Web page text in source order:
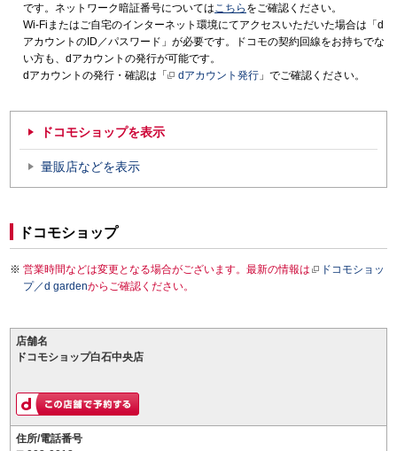
です。ネットワーク暗証番号についてはこちら をご確認ください。
Wi-Fiまたはご自宅のインターネット環境にてアクセスいただいた場合は「d
アカウントのID／パスワード」が必要です。ドコモの契約回線をお持ちでな
い方も、dアカウントの発行が可能です。
dアカウントの発行・確認は「
dアカウント発行 」でご確認ください。
ドコモショップを表示
量販店などを表示
ドコモショップ
営業時間などは変更となる場合がございます。最新の情報は
ドコモショッ
プ／d gardenからご確認ください。
店舗名
ドコモショップ白石中央店
住所/電話番号